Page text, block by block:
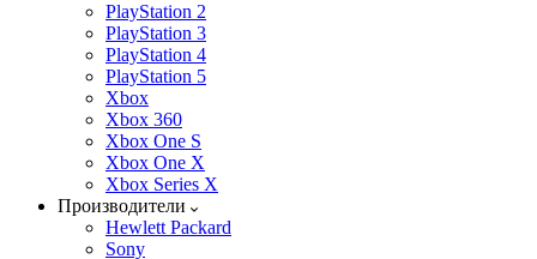
PlayStation 2
PlayStation 3
PlayStation 4
PlayStation 5
Xbox
Xbox 360
Xbox One S
Xbox One X
Xbox Series X
Производители
Hewlett Packard
Sony